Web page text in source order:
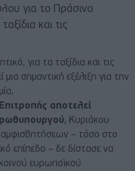
για το Πράσινο
και τις
για τα ταξίδια και τις
σημαντική εξέλιξη για την
αποτελεί
, Κυριάκου
– τόσο στο
επίπεδο – δε δίστασε να
ευρωπαϊκού